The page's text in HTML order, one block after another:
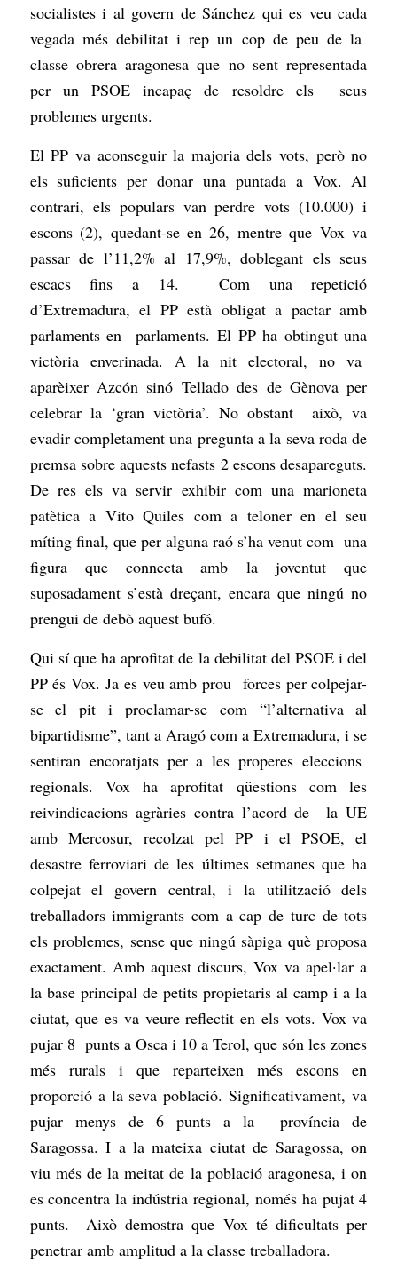
socialistes i al govern de Sánchez qui es veu cada
vegada més debilitat i rep un cop de peu de la
classe obrera aragonesa que no sent representada
per un PSOE incapaç de resoldre els seus
problemes urgents.
El PP va aconseguir la majoria dels vots, però no
els suficients per donar una puntada a Vox. Al
contrari, els populars van perdre vots (10.000) i
escons (2), quedant-se en 26, mentre que Vox va
passar de l’11,2% al 17,9%, doblegant els seus
escacs fins a 14. Com una repetició
d’Extremadura, el PP està obligat a pactar amb
parlaments en parlaments. El PP ha obtingut una
victòria enverinada. A la nit electoral, no va
aparèixer Azcón sinó Tellado des de Gènova per
celebrar la ‘gran victòria’. No obstant això, va
evadir completament una pregunta a la seva roda de
premsa sobre aquests nefasts 2 escons desapareguts.
De res els va servir exhibir com una marioneta
patètica a Vito Quiles com a teloner en el seu
míting final, que per alguna raó s’ha venut com una
figura que connecta amb la joventut que
suposadament s’està dreçant, encara que ningú no
prengui de debò aquest bufó.
Qui sí que ha aprofitat de la debilitat del PSOE i del
PP és Vox. Ja es veu amb prou forces per colpejar-
se el pit i proclamar-se com “l’alternativa al
bipartidisme”, tant a Aragó com a Extremadura, i se
sentiran encoratjats per a les properes eleccions
regionals. Vox ha aprofitat qüestions com les
reivindicacions agràries contra l’acord de la UE
amb Mercosur, recolzat pel PP i el PSOE, el
desastre ferroviari de les últimes setmanes que ha
colpejat el govern central, i la utilització dels
treballadors immigrants com a cap de turc de tots
els problemes, sense que ningú sàpiga què proposa
exactament. Amb aquest discurs, Vox va apel·lar a
la base principal de petits propietaris al camp i a la
ciutat, que es va veure reflectit en els vots. Vox va
pujar 8 punts a Osca i 10 a Terol, que són les zones
més rurals i que reparteixen més escons en
proporció a la seva població. Significativament, va
pujar menys de 6 punts a la província de
Saragossa. I a la mateixa ciutat de Saragossa, on
viu més de la meitat de la població aragonesa, i on
es concentra la indústria regional, només ha pujat 4
punts. Això demostra que Vox té dificultats per
penetrar amb amplitud a la classe treballadora.